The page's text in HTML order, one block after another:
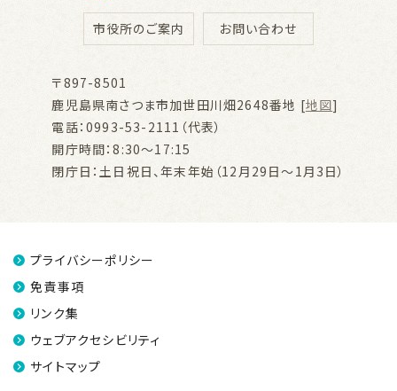
市役所のご案内 お問い合わせ
〒897-8501
鹿児島県南さつま市加世田川畑2648番地 [地図]
電話：0993-53-2111（代表）
開庁時間：8:30～17:15
閉庁日：土日祝日、年末年始（12月29日～1月3日）
プライバシーポリシー
免責事項
リンク集
ウェブアクセシビリティ
サイトマップ